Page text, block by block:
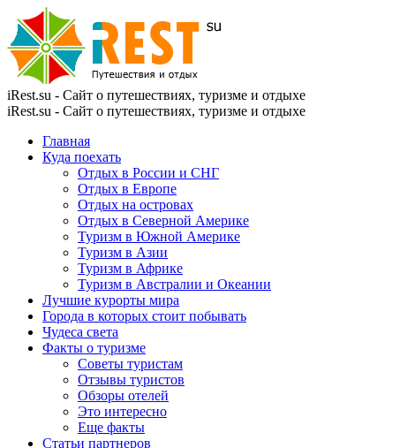
iRest.su - Сайт о путешествиях, туризме и отдыхе
iRest.su - Сайт о путешествиях, туризме и отдыхе
Главная
Куда поехать
Отдых в России и СНГ
Отдых в Европе
Отдых на островах
Отдых в Северной Америке
Туризм в Южной Америке
Туризм в Азии
Туризм в Африке
Туризм в Австралии и Океании
Лучшие курорты мира
Города в которых стоит побывать
Чудеса света
Факты о туризме
Советы туристам
Отзывы туристов
Обзоры отелей
Это интересно
Еще факты
Статьи партнеров